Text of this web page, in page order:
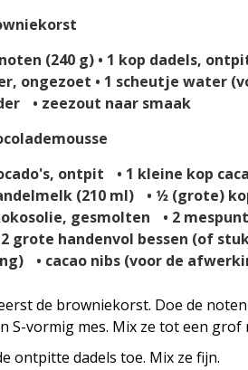
(240 g) • 1 kop dadels,
ongezoet • 1 scheutje water
• zeezout naar smaak
ontpit • 1 kleine kop
(210 ml) • 1⁄2 (grote)
gesmolten • 2
grote handenvol bessen (of
• cacao nibs (voor de
de browniekorst. Doe de
S-vormig mes. Mix ze tot een grof
ontpitte dadels toe. Mix ze fijn.